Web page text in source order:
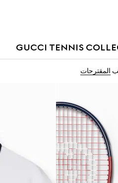
GUCCI TENNIS
المقترحات